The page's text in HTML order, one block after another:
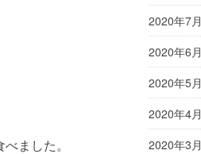
ました。
2020年7月
2020年6月
2020年5月
2020年4月
2020年3月